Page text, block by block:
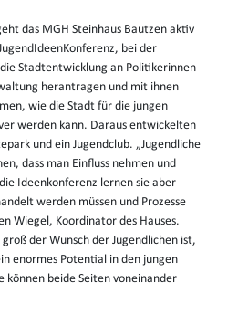
das MGH Steinhaus Bautzen aktiv
bei der
Stadtentwicklung an Politikerinnen
herantragen und mit ihnen
wie die Stadt für die jungen
werden kann. Daraus entwickelten
und ein Jugendclub. „Jugendliche
dass man Einfluss nehmen und
Ideenkonferenz lernen sie aber
werden müssen und Prozesse
Wiegel, Koordinator des Hauses.
der Wunsch der Jugendlichen ist,
enormes Potential in den jungen
können beide Seiten voneinander